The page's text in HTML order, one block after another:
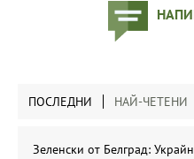
ПОСЛЕДНИ НАЙ-ЧЕТЕНИ
Зеленски от Белград: